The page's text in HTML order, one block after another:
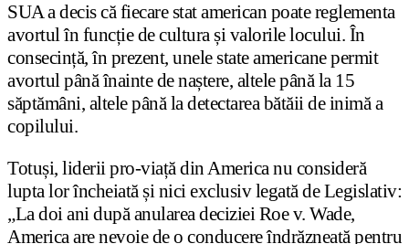
SUA a decis că fiecare stat american poate reglementa
avortul în funcție de cultura și valorile locului. În
consecință, în prezent, unele state americane permit
avortul până înainte de naștere, altele până la 15
săptămâni, altele până la detectarea bătăii de inimă a
copilului.
Totuși, liderii pro-viață din America nu consideră
lupta lor încheiată și nici exclusiv legată de Legislativ:
„La doi ani după anularea deciziei Roe v. Wade,
America are nevoie de o conducere îndrăzneață pentru